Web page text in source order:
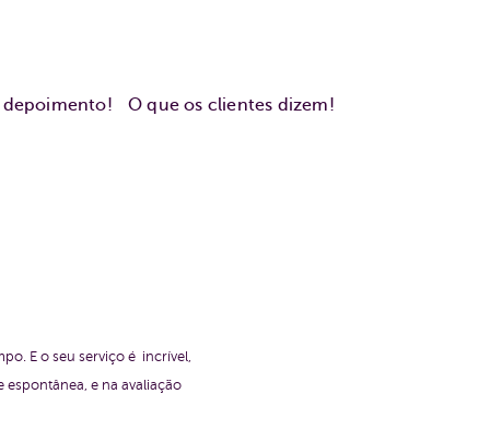
depoimento! O que os clientes dizem!
E o seu serviço é incrível,
e na avaliação